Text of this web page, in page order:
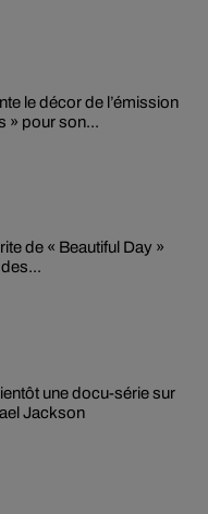
le décor de l’émission
» pour son...
de « Beautiful Day »
une docu-série sur
Jackson